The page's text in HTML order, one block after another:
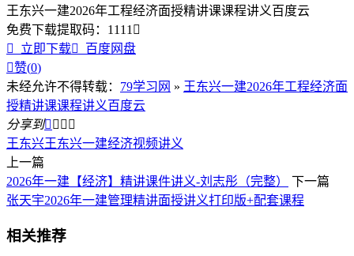
王东兴一建2026年工程经济面授精讲课课程讲义百度云
免费下载提取码： 1111 

立即下载
百度网盘
赞(0)
未经允许不得转载： 79学习网 » 王东兴一建2026年工程经济面
授精讲课课程讲义百度云
分享到   
王东兴王东兴一建经济视频讲义
上一篇
2026年一建【经济】精讲课件讲义-刘志彤（完整）
下一篇
张天宇2026年一建管理精讲面授讲义打印版+配套课程
相关推荐